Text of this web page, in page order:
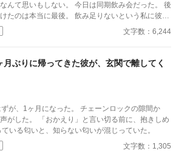
しない。 今日は同期飲み会だった。 後
に最後。 飲み足りないという私に彼は
ったが同じ仕事に
きっとあの頃のわたしは、彼が好きだったんだと
一線は越えられなかった。 でも、あれから変わっ
は妹
文字数：6,244
月ぶりに帰ってきた彼が、玄関で離してく
が、1ヶ月になった。 チェーンロックの隙間か
がした。 「おかえり」と言い切る前に、抱きしめ
いる匂いと、知らない匂いが混じっていた。
文字数：1,305